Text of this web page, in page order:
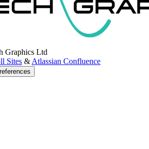
Graphics Ltd
Sites & Atlassian Confluence